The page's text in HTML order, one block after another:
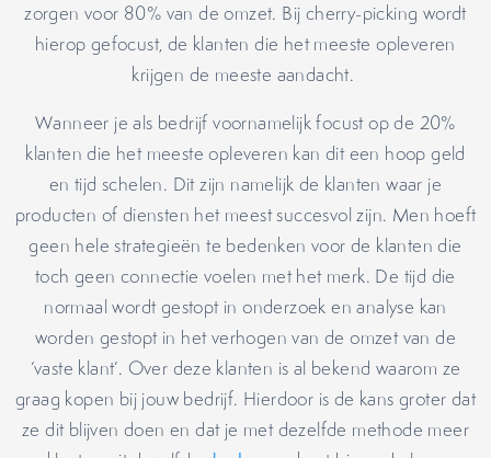
zorgen voor 80% van de omzet. Bij cherry-picking wordt
hierop gefocust, de klanten die het meeste opleveren
krijgen de meeste aandacht.
Wanneer je als bedrijf voornamelijk focust op de 20%
klanten die het meeste opleveren kan dit een hoop geld
en tijd schelen. Dit zijn namelijk de klanten waar je
producten of diensten het meest succesvol zijn. Men hoeft
geen hele strategieën te bedenken voor de klanten die
toch geen connectie voelen met het merk. De tijd die
normaal wordt gestopt in onderzoek en analyse kan
worden gestopt in het verhogen van de omzet van de
‘vaste klant’. Over deze klanten is al bekend waarom ze
graag kopen bij jouw bedrijf. Hierdoor is de kans groter dat
ze dit blijven doen en dat je met dezelfde methode meer